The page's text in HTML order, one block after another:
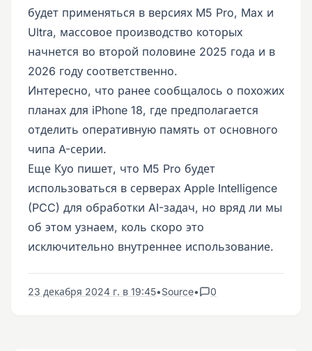
будет применяться в версиях M5 Pro, Max и
Ultra, массовое производство которых
начнется во второй половине 2025 года и в
2026 году соответственно.
Интересно, что ранее сообщалось о похожих
планах для iPhone 18, где предполагается
отделить оперативную память от основного
чипа A-серии.
Еще Куо пишет, что M5 Pro будет
использоваться в серверах Apple Intelligence
(PCC) для обработки AI-задач, но вряд ли мы
об этом узнаем, коль скоро это
исключительно внутреннее использование.
23 декабря 2024 г. в 19:45•Source• 0